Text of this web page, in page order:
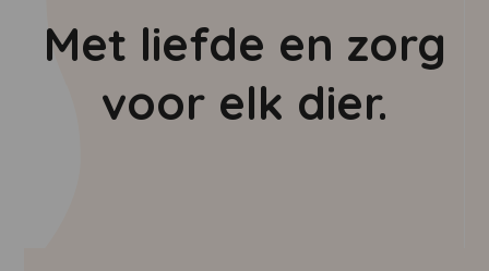
Met liefde en zorg
voor elk dier.